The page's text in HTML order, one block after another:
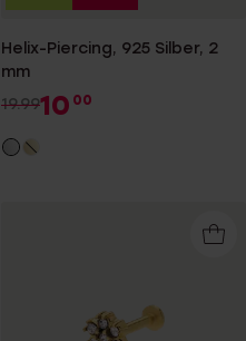
Helix-Piercing, 925 Silber, 2
mm
19.9910 00